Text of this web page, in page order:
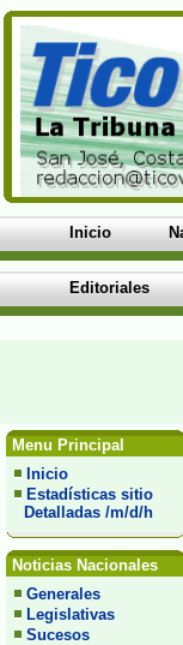
Inicio
Editoriales
Menu Principal
Inicio
Estadísticas sitio
Detalladas /m/d/h
Noticias Nacionales
Generales
Legislativas
Sucesos